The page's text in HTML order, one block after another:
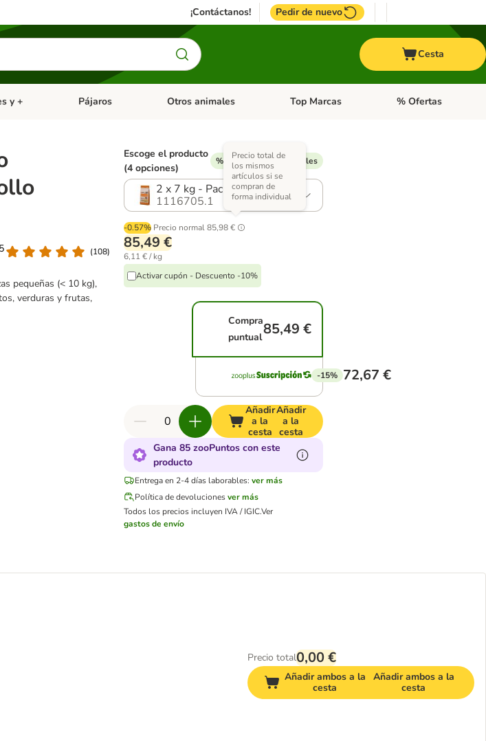
¡Contáctanos! Pedir de nuevo
Cesta
abierto: Antiparasitarios
y + Menú de categoria abierto: Roedores y +
Pájaros Menú de categoria abierto: Pájaros
Otros animales Menú de categoria abierto: Otros animales
Top Marcas Menú de categoria
% Ofertas
(108)
pequeñas (< 10 kg),
verduras y frutas,
Escoge el producto
(4 opciones)
% Descuentos disponibles
2 x 7 kg - Pack Ahorro
1116705.1
-0.57% Precio normal 85,98 €
Precio total de
los mismos
artículos si se
compran de
forma individual
85,49 €
6,11 € / kg
Activar cupón - Descuento -10%
Compra
puntual85,49 €
-15% 72,67 €
Añadir
a la
cesta
Añadir
a la
cesta
Gana 85 zooPuntos con este
producto
Entrega en 2-4 días laborables: ver más
Política de devoluciones ver más
Todos los precios incluyen IVA / IGIC.Ver
gastos de envío
Precio total0,00 €
Añadir ambos a la
cesta
Añadir ambos a la
cesta